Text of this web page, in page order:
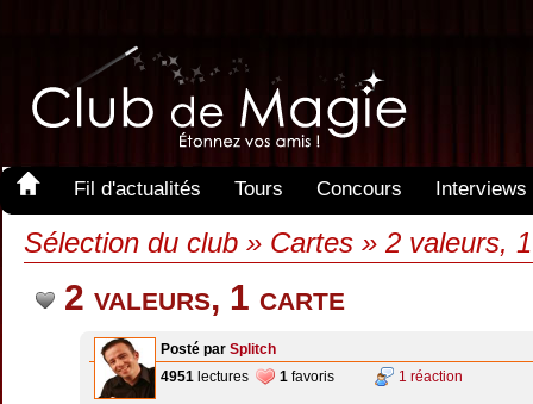
Fil d'actualités Tours Concours Interviews
Sélection du club » Cartes » 2 valeurs,
2 valeurs, 1 carte
Posté par Splitch
4951 lectures 1 favoris 1 réaction